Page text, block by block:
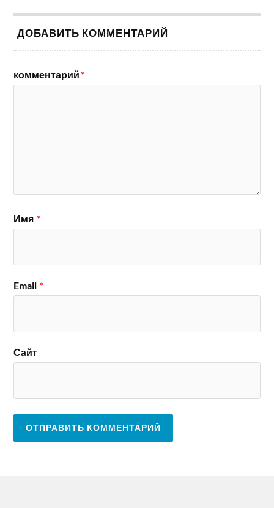
ДОБАВИТЬ КОММЕНТАРИЙ
комментарий*
Имя *
Email *
Сайт